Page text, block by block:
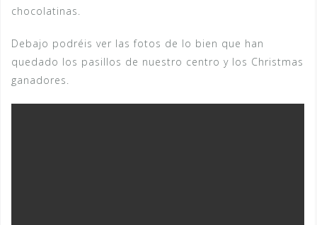
chocolatinas.
Debajo podréis ver las fotos de lo bien que han
quedado los pasillos de nuestro centro y los Christmas
ganadores.